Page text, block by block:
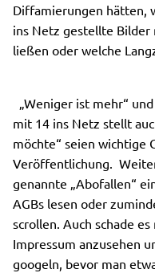
Diffamierungen hätten,
ins Netz gestellte
ließen oder welche
„Weniger ist mehr“
mit 14 ins Netz stellt
möchte“ seien wichtige
Veröffentlichung.
genannte „Abofallen“
AGBs lesen oder
scrollen. Auch schade
Impressum anzusehen
googeln, bevor man